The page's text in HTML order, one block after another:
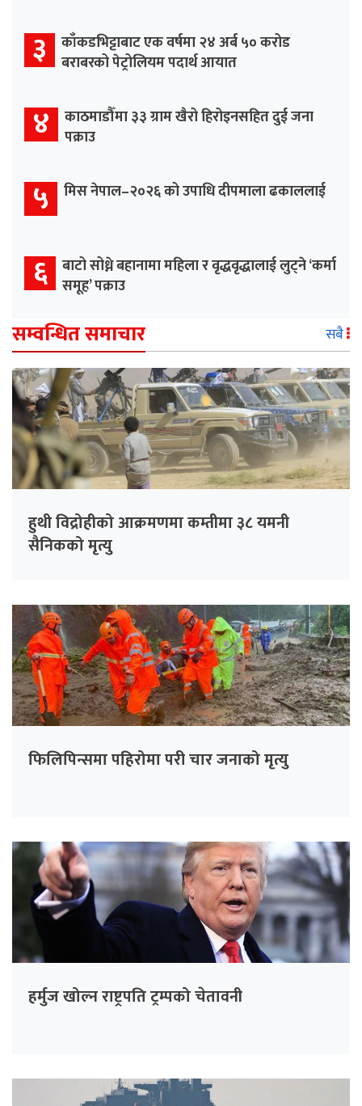
३ काँकडभिट्टाबाट एक वर्षमा २४ अर्ब ५० करोड
बराबरको पेट्रोलियम पदार्थ आयात
४ काठमाडौँमा ३३ ग्राम खैरो हिरोइनसहित दुई जना
पक्राउ
५ मिस नेपाल–२०२६ को उपाधि दीपमाला ढकाललाई
६ बाटो सोध्ने बहानामा महिला र वृद्धवृद्धालाई लुट्ने ‘कर्मा
समूह’ पक्राउ
सम्वन्धित समाचार सबै
हुथी विद्रोहीको आक्रमणमा कम्तीमा ३८ यमनी
सैनिकको मृत्यु
फिलिपिन्समा पहिरोमा परी चार जनाको मृत्यु
हर्मुज खोल्न राष्ट्रपति ट्रम्पको चेतावनी